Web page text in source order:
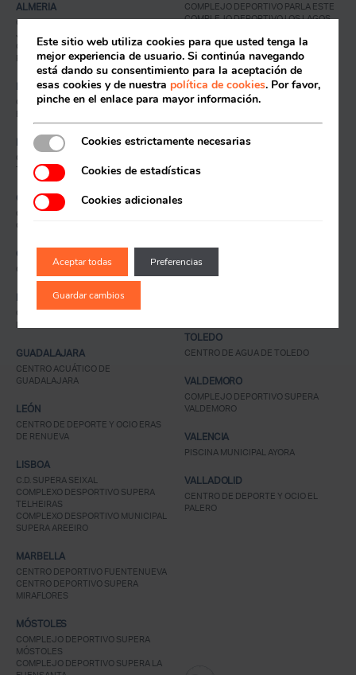
Acceso socios
contraseña?
ALMERIA
CENTRO DEPORTIVO MUNICIPAL
JAIRO RUIZ-DISTRITO 6
COMPLEJO DEPORTIVO MUNICIPAL
RAFAEL FLORIDO
BARREIRO
COMPLEXO DESPORTIVO SUPERA
BARREIRO
BURGOS
CENTRO DEPORTIVO JOSÉ LUIS
TALAMILLO
CHICLANA
CENTRO DEPORTIVO SUPERA
CHICLANA
COIMBRA
C.D. SUPERA COIMBRA
ESTEPONA
CENTRO DEPORTIVO JOSÉ RAMÓN
DE LA MORENA
GUADALAJARA
CENTRO ACUÁTICO DE
GUADALAJARA
LEÓN
CENTRO DE DEPORTE Y OCIO ERAS
DE RENUEVA
LISBOA
C.D. SUPERA SEIXAL
COMPLEXO DESPORTIVO SUPERA
TELHEIRAS
COMPLEXO DESPORTIVO MUNICIPAL
SUPERA AREEIRO
MARBELLA
CENTRO DEPORTIVO FUENTENUEVA
CENTRO DEPORTIVO SUPERA
MIRAFLORES
MÓSTOLES
COMPLEJO DEPORTIVO SUPERA
MÓSTOLES
COMPLEJO DEPORTIVO SUPERA LA
COMPLEJO DEPORTIVO PARLA ESTE
COMPLEJO DEPORTIVO LOS LAGOS
RIVAS-VACIAMADRID
CENTRO DEPORTIVO SUPERA RIVAS
LA LUNA
SANTANDER
C.D.M. SUPERA SETUBAL
TOLEDO
CENTRO DE AGUA DE TOLEDO
VALDEMORO
COMPLEJO DEPORTIVO SUPERA
VALDEMORO
VALENCIA
PISCINA MUNICIPAL AYORA
VALLADOLID
CENTRO DE DEPORTE Y OCIO EL
PALERO
Este sitio web utiliza cookies para que usted tenga la
mejor experiencia de usuario. Si continúa navegando
está dando su consentimiento para la aceptación de
esas cookies y de nuestra política de cookies. Por favor,
pinche en el enlace para mayor información.
Cookies estrictamente necesarias
Cookies de estadísticas
Cookies adicionales
Aceptar todas Preferencias
Guardar cambios